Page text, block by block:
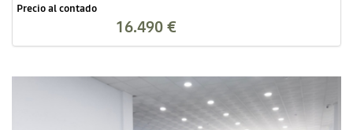
Precio al contado
16.490 €